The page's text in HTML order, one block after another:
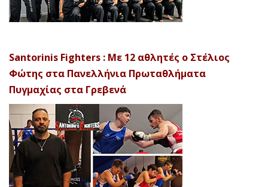
Santorinis Fighters : Με 12 αθλητές ο Στέλιος
Φώτης στα Πανελλήνια Πρωταθλήματα
Πυγμαχίας στα Γρεβενά